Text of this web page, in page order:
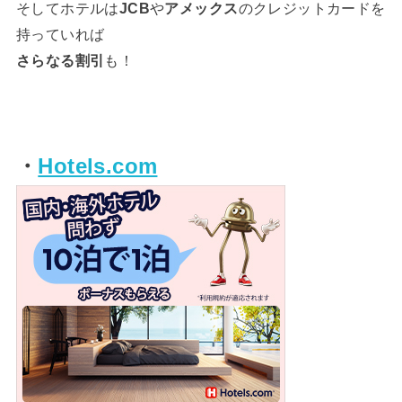
そしてホテルはJCBやアメックスのクレジットカードを
持っていれば
さらなる割引 も！
・ Hotels.com